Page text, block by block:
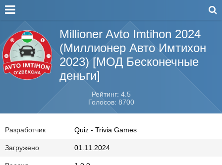
Millioner Avto Imtihon 2024
(Миллионер Авто Имтихон
2023) [МОД Бесконечные
деньги]
Рейтинг: 4.5
Голосов: 8700
Разработчик Quiz - Trivia Games
Загружено 01.11.2024